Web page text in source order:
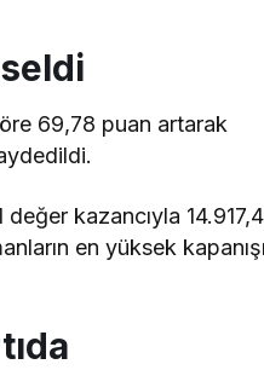
69,78 puan artarak
kazancıyla
en yüksek kapanışı